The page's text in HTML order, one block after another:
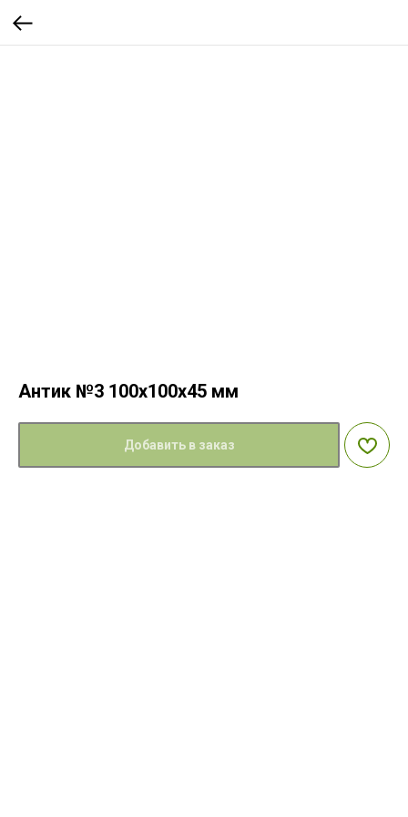
Антик №3 100x100x45 мм
Добавить в заказ